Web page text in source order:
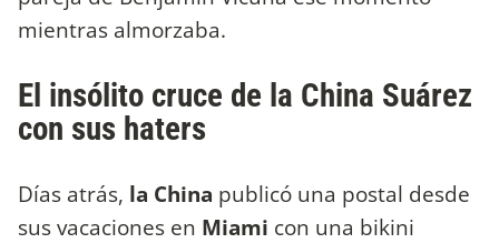
mientras almorzaba.
El insólito cruce de la China Suárez
con sus haters
Días atrás, la China publicó una postal desde
sus vacaciones en Miami con una bikini